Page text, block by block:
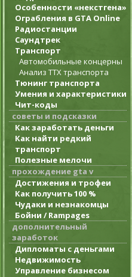
Особенности «некстгена»
Ограбления в GTA Online
Радиостанции
Саундтрек
Транспорт
Автомобильные концерны
Анализ ТТХ транспорта
Тюнинг транспорта
Умения и характеристики
Чит-коды
советы и подсказки
Как заработать деньги
Как найти редкий
транспорт
Полезные мелочи
прохождение gta v
Достижения и трофеи
Как получить 100 %
Чудаки и незнакомцы
Бойни / Rampages
дополнительный
заработок
Дипломаты с деньгами
Недвижимость
Управление бизнесом